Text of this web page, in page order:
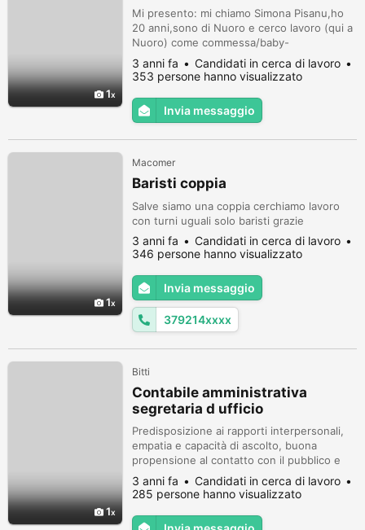
1
Mi presento: mi chiamo Simona Pisanu,ho
20 anni,sono di Nuoro e cerco lavoro (qui a
Nuoro) come commessa/baby-
sitter/cameriera.
3 anni fa
Candidati in cerca di lavoro
353 persone hanno visualizzato
Invia messaggio
1
Macomer
Baristi coppia
Salve siamo una coppia cerchiamo lavoro
con turni uguali solo baristi grazie
3 anni fa
Candidati in cerca di lavoro
346 persone hanno visualizzato
Invia messaggio
379214xxxx
1
Bitti
Contabile amministrativa
segretaria d ufficio
Predisposizione ai rapporti interpersonali,
empatia e capacità di ascolto, buona
propensione al contatto con il pubblico e
all'autocontrollo, attitudine
all'apprendimento. Elevata autonomia nello
svolgimento dei propri incarichi e mansioni,
capacità di adattamento ai nuovi contesti e
3 anni fa
Candidati in cerca di lavoro
285 persone hanno visualizzato